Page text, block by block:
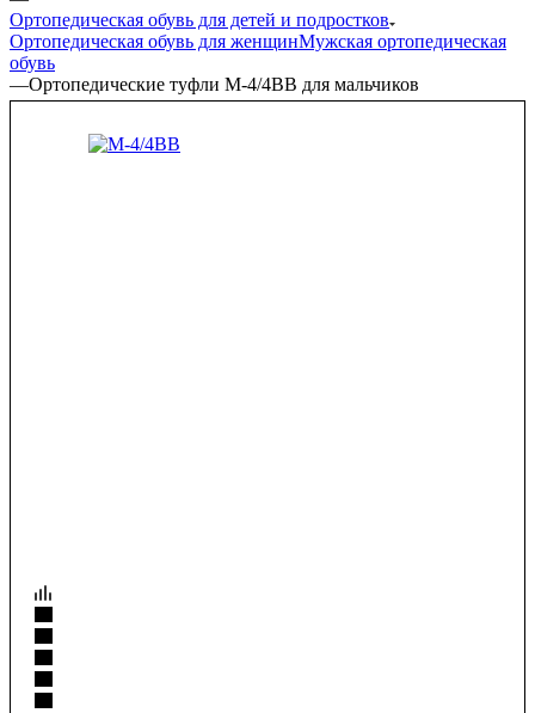
Ортопедическая обувь для детей и подростков
Ортопедическая обувь для женщинМужская ортопедическая
обувь
—Ортопедические туфли М-4/4ВВ для мальчиков